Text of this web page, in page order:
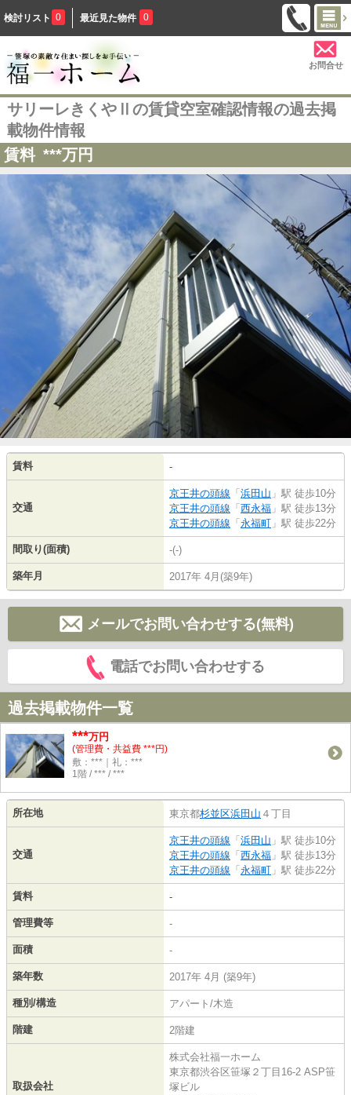
検討リスト 0 最近見た物件 0
お問合せ
サリーレきくやⅡの賃貸空室確認情報の過去掲
載物件情報
賃料 ***万円
賃料 -
交通
京王井の頭線 「 浜田山 」駅 徒歩10分
京王井の頭線 「 西永福 」駅 徒歩13分
京王井の頭線 「 永福町 」駅 徒歩22分
間取り(面積) -(-)
築年月 2017年 4月(築9年)
メールでお問い合わせする(無料)
電話でお問い合わせする
過去掲載物件一覧
***万円
(管理費・共益費 ***円)
敷：***｜礼：***
1階 / *** / ***
所在地 東京都杉並区浜田山 ４丁目
交通
京王井の頭線 「 浜田山 」駅 徒歩10分
京王井の頭線 「 西永福 」駅 徒歩13分
京王井の頭線 「 永福町 」駅 徒歩22分
賃料 -
管理費等 -
面積 -
築年数 2017年 4月 (築9年)
種別/構造 アパート/木造
階建 2階建
取扱会社
株式会社福一ホーム
東京都渋谷区笹塚２丁目16-2 ASP笹
塚ビル